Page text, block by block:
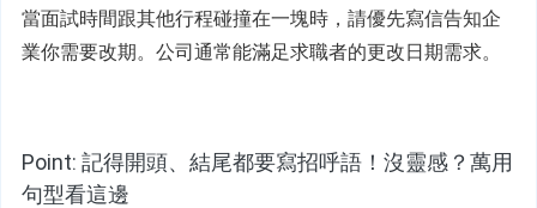
當面試時間跟其他行程碰撞在一塊時，請優先寫信告知企
業你需要改期。公司通常能滿足求職者的更改日期需求。
Point: 記得開頭、結尾都要寫招呼語！沒靈感？萬用
句型看這邊